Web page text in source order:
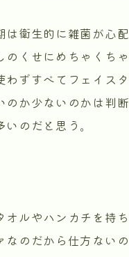
衛生的に雑菌が心
のくせにめちゃくち
わずすべてフェイス
のか少ないのかは判
のだと思う。
ルやハンカチを持
なのだから仕方ない